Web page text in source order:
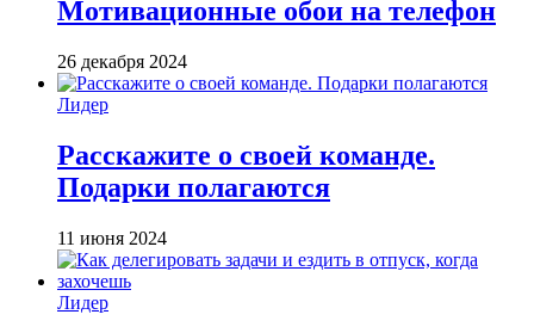
Мотивационные обои на телефон
26 декабря 2024
Лидер
Расскажите о своей команде.
Подарки полагаются
11 июня 2024
Лидер